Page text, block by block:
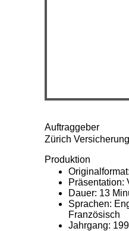
Auftraggeber
Zürich
Produktion
Präsentation:
Dauer: 13
Sprachen:
Französisch
Jahrgang: